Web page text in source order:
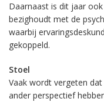
Daarnaast is dit jaar
bezighoudt met de
waarbij
gekoppeld.
Stoel
Vaak wordt vergeten
ander perspectief